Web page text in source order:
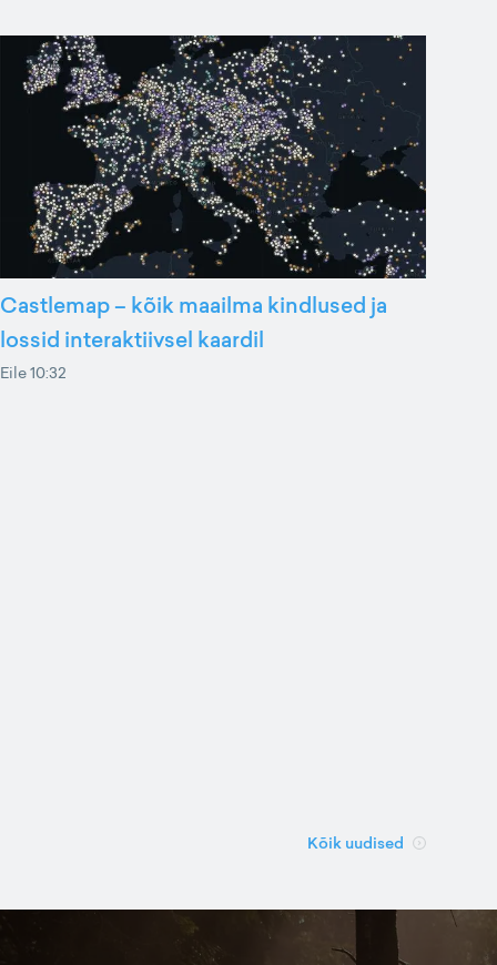
Castlemap – kõik maailma kindlused ja
lossid interaktiivsel kaardil
Eile 10:32
Kõik uudised